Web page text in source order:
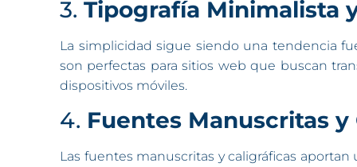
3. Tipografía Minimalista
La simplicidad sigue siendo una tendencia
son perfectas para sitios web que buscan
dispositivos móviles.
4. Fuentes Manuscritas y
Las fuentes manuscritas y caligráficas